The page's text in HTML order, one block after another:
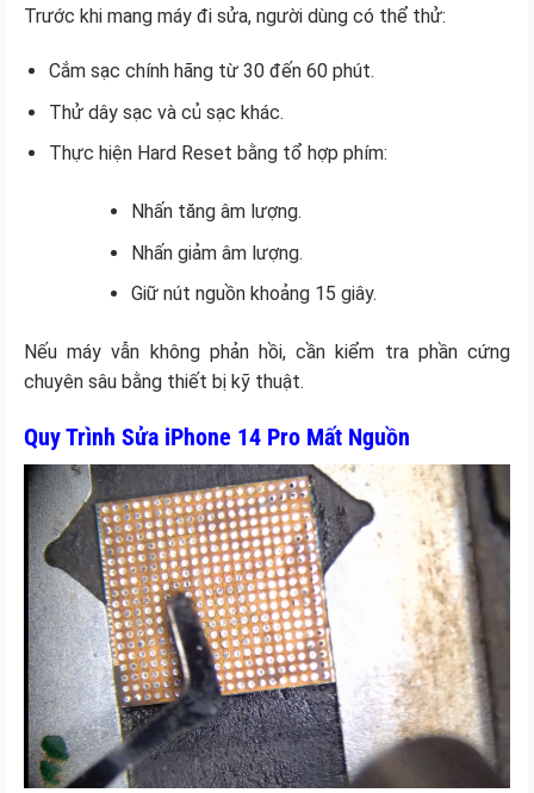
Trước khi mang máy đi sửa, người dùng có thể thử:
Cắm sạc chính hãng từ 30 đến 60 phút.
Thử dây sạc và củ sạc khác.
Thực hiện Hard Reset bằng tổ hợp phím:
Nhấn tăng âm lượng.
Nhấn giảm âm lượng.
Giữ nút nguồn khoảng 15 giây.
Nếu máy vẫn không phản hồi, cần kiểm tra phần cứng
chuyên sâu bằng thiết bị kỹ thuật.
Quy Trình Sửa iPhone 14 Pro Mất Nguồn